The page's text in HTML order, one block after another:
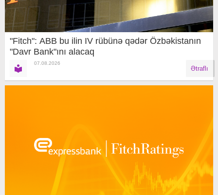
"Fitch": ABB bu ilin IV rübünə qədər Özbəkistanın
"Davr Bank"ını alacaq
07.08.2026
Ətraflı